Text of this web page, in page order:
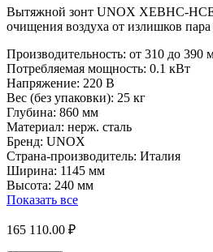
Вытяжной зонт UNOX XEBHC-
очищения воздуха от излишков
Производительность: от 310 до 390
Потребляемая мощность: 0.1 кВт
Напряжение: 220 В
Вес (без упаковки): 25 кг
Глубина: 860 мм
Материал: нерж. сталь
Бренд: UNOX
Страна-производитель: Италия
Ширина: 1145 мм
Высота: 240 мм
Показать все
165 110.00 ₽